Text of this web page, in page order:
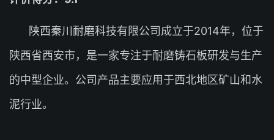
陕西秦川耐磨科技有限公司成立于2014年，位于
陕西省西安市，是一家专注于耐磨铸石板研发与生产
的中型企业。公司产品主要应用于西北地区矿山和水
泥行业。